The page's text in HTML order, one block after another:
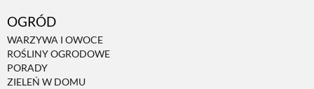
OGRÓD
WARZYWA I OWOCE
ROŚLINY OGRODOWE
PORADY
ZIELEŃ W DOMU